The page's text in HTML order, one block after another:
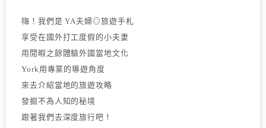
嗨！我們是 YA夫婦◎旅遊手札
享受在國外打工度假的小夫妻
用閒暇之餘體驗外國當地文化
York用專業的導遊角度
來去介紹當地的旅遊攻略
發掘不為人知的秘境
跟著我們去深度旅行吧！